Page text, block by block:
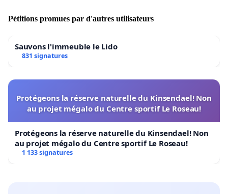
Pétitions promues par d'autres utilisateurs
Sauvons l'immeuble le Lido
831 signatures
Protégeons la réserve naturelle du Kinsendael! Non
au projet mégalo du Centre sportif Le Roseau!
Protégeons la réserve naturelle du Kinsendael! Non
au projet mégalo du Centre sportif Le Roseau!
1 133 signatures